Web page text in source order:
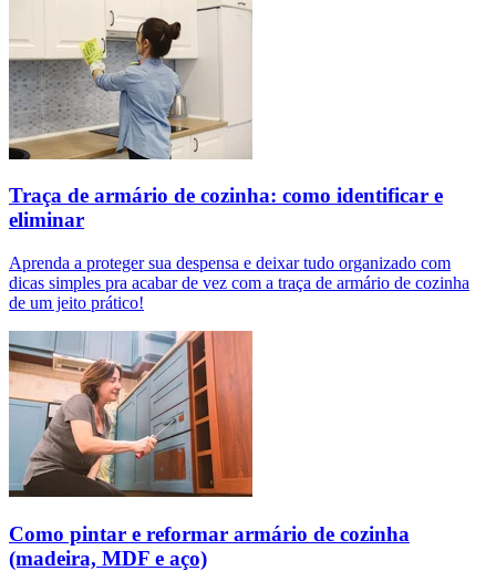
Traça de armário de cozinha: como identificar e
eliminar
Aprenda a proteger sua despensa e deixar tudo organizado com
dicas simples pra acabar de vez com a traça de armário de cozinha
de um jeito prático!
Como pintar e reformar armário de cozinha
(madeira, MDF e aço)